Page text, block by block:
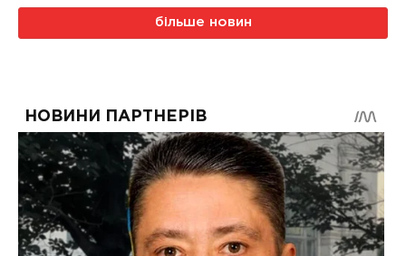
більше новин